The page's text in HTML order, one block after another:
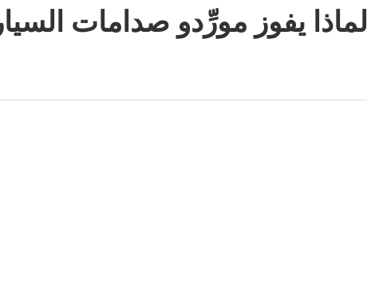
لماذا يفوز مورِّدو صدامات